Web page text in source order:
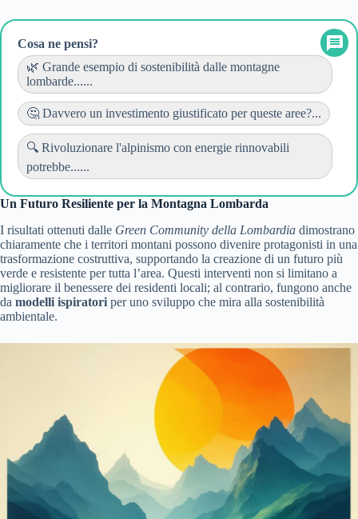
Cosa ne pensi?
🌿 Grande esempio di sostenibilità dalle montagne
lombarde......
🤔 Davvero un investimento giustificato per queste aree?...
🔍 Rivoluzionare l'alpinismo con energie rinnovabili
potrebbe......
Un Futuro Resiliente per la Montagna Lombarda
I risultati ottenuti dalle Green Community della Lombardia dimostrano
chiaramente che i territori montani possono divenire protagonisti in una
trasformazione costruttiva, supportando la creazione di un futuro più
verde e resistente per tutta l’area. Questi interventi non si limitano a
migliorare il benessere dei residenti locali; al contrario, fungono anche
da modelli ispiratori per uno sviluppo che mira alla sostenibilità
ambientale.